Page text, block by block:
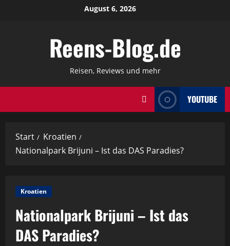
August 6, 2026
Reens-Blog.de
Reisen, Reviews und mehr
YOUTUBE
Start
Kroatien
Nationalpark Brijuni – Ist das DAS Paradies?
Kroatien
Nationalpark Brijuni – Ist das
DAS Paradies?